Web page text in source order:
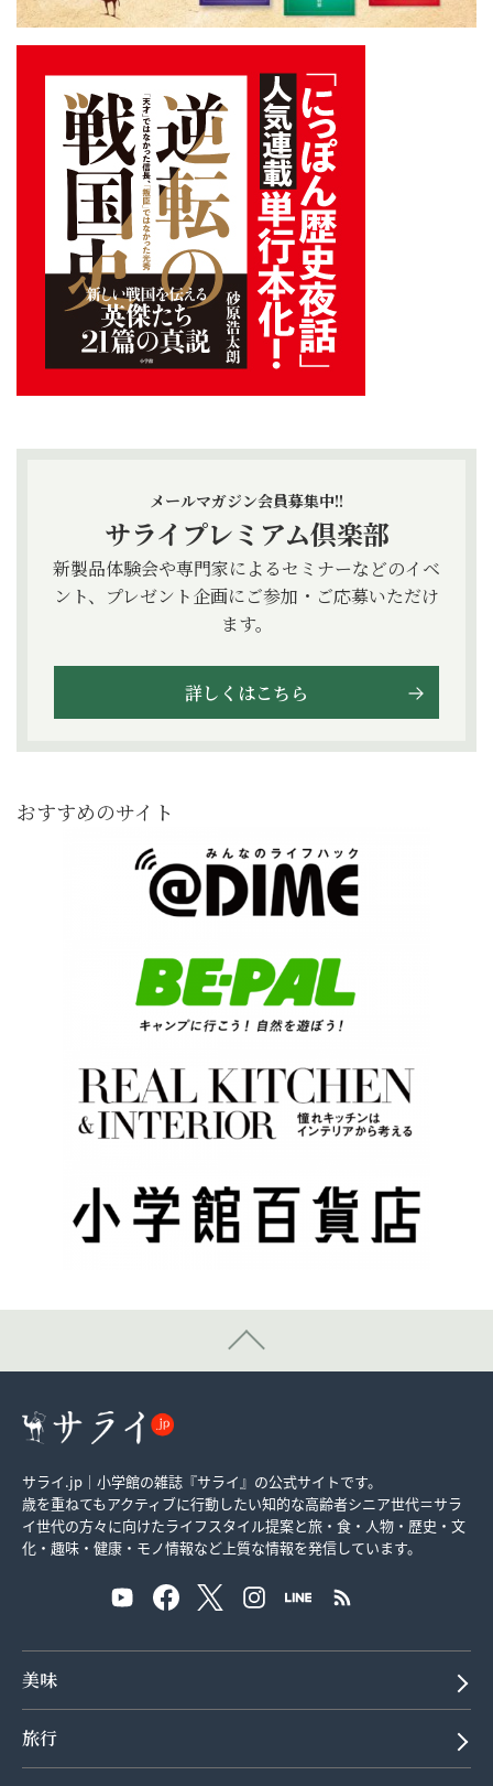
メールマガジン会員募集中!!
サライプレミアム倶楽部
新製品体験会や専門家によるセミナーなどのイベ
ント、プレゼント企画にご参加・ご応募いただけ
ます。
詳しくはこちら
おすすめのサイト
サライ.jp｜小学館の雑誌『サライ』の公式サイトです。
歳を重ねてもアクティブに行動したい知的な高齢者シニア世代＝サラ
イ世代の方々に向けたライフスタイル提案と旅・食・人物・歴史・文
化・趣味・健康・モノ情報など上質な情報を発信しています。
美味
旅行